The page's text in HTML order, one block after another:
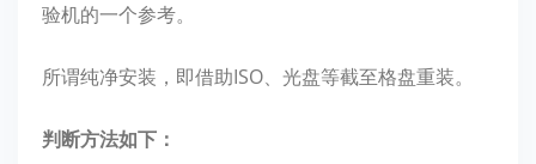
验机的一个参考。
所谓纯净安装，即借助ISO、光盘等截至格盘重装。
判断方法如下：